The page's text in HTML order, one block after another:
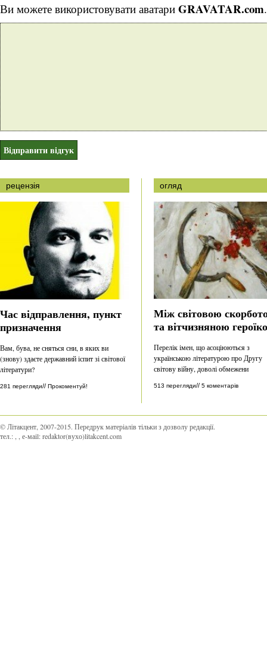
Ви можете використовувати аватари GRAVATAR.com.
рецензія
Час відправлення, пункт
призначення
Вам, бува, не сняться сни, в яких ви
(знову) здаєте державний іспит зі світової
літератури?
281 перегляди// Прокоментуй!
огляд
Між світовою
та вітчизняною
Перелік імен, що асоціюються з
українською літературою про Другу
світову війну, доволі обмежени
513 перегляди// 5 коментарів
© Літакцент, 2007-2015. Передрук матеріалів тільки з дозволу редакції.
тел.:
, е-маіl:redaktor(вухо)litakcent.com